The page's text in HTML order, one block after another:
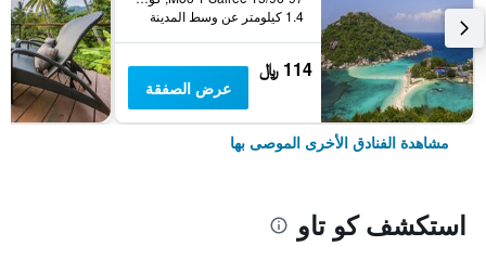
1.4 كيلومتر عن وسط المدينة
114 ﷼
عرض الصفقة
مشاهدة الفنادق الأخرى الموصى بها
استكشف كو تاو